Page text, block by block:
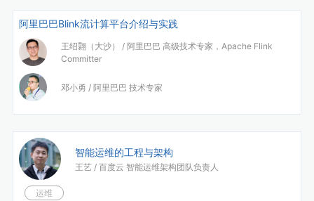
阿里巴巴Blink流计算平台介绍与实践
王绍翾（大沙） / 阿里巴巴 高级技术专家，Apache Flink
Committer
邓小勇 / 阿里巴巴 技术专家
智能运维的工程与架构
王艺 / 百度云 智能运维架构团队负责人
运维